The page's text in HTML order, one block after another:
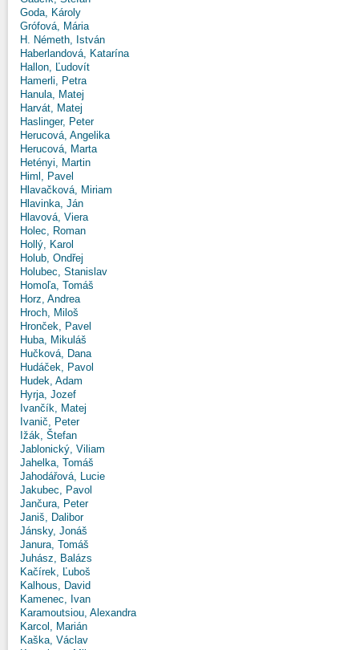
Goda, Károly
Grófová, Mária
H. Németh, István
Haberlandová, Katarína
Hallon, Ľudovít
Hamerli, Petra
Hanula, Matej
Harvát, Matej
Haslinger, Peter
Herucová, Angelika
Herucová, Marta
Hetényi, Martin
Himl, Pavel
Hlavačková, Miriam
Hlavinka, Ján
Hlavová, Viera
Holec, Roman
Hollý, Karol
Holub, Ondřej
Holubec, Stanislav
Homoľa, Tomáš
Horz, Andrea
Hroch, Miloš
Hronček, Pavel
Huba, Mikuláš
Hučková, Dana
Hudáček, Pavol
Hudek, Adam
Hyrja, Jozef
Ivančík, Matej
Ivanič, Peter
Ižák, Štefan
Jablonický, Viliam
Jahelka, Tomáš
Jahodářová, Lucie
Jakubec, Pavol
Jančura, Peter
Janiš, Dalibor
Jánsky, Jonáš
Janura, Tomáš
Juhász, Balázs
Kačírek, Ľuboš
Kalhous, David
Kamenec, Ivan
Karamoutsiou, Alexandra
Karcol, Marián
Kaška, Václav